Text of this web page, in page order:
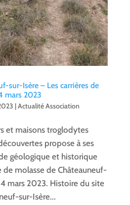
sur-Isère – Les carrières de
mars 2023
|Actualité Association
et maisons troglodytes
propose à ses
géologique et historique
de molasse de Châteauneuf-
mars 2023. Histoire du site
sur-Isère...